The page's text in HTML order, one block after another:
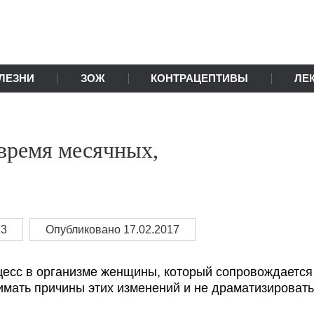
ЗОЖ КОНТРАЦЕПТИВЫ
месячных,
Опубликовано 17.02.2017
в организме женщины, который сопровождается
причины этих изменений и не драматизировать